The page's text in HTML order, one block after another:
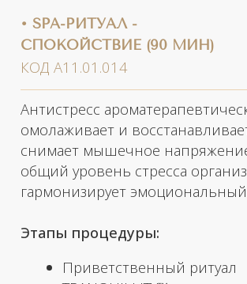
три месяца по 4-6 посещений за курс.
ВРЕМЯ ДЛЯ СЕБЯ.
АНТИСТРЕСС.
АРОМАТЕРАПИЯ.
Comfort Zoneпредлагает SPA-ритуал,
вдохновленный концепцией
личное время и личное пространство,
доступное тем, кто умеет искать и ценить
ее уникальную сущность, создавая
возможность для перезарядки и